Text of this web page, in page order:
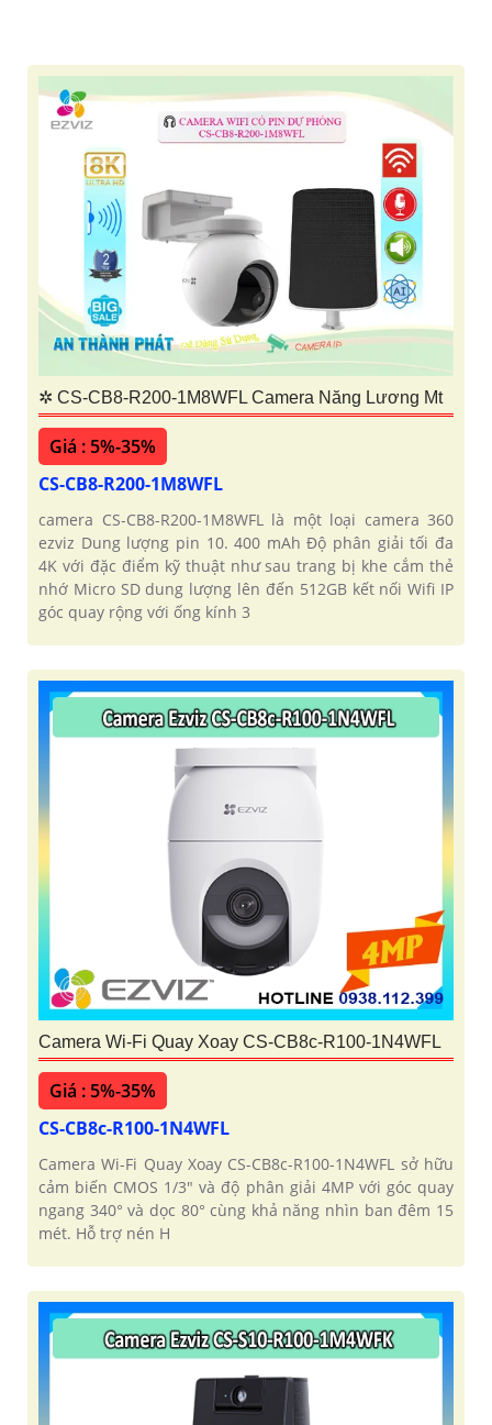
✲ CS-CB8-R200-1M8WFL Camera Năng Lương Mt
Giá : 5%-35%
CS-CB8-R200-1M8WFL
camera CS-CB8-R200-1M8WFL là một loại camera 360
ezviz Dung lượng pin 10. 400 mAh Độ phân giải tối đa
4K với đặc điểm kỹ thuật như sau trang bị khe cắm thẻ
nhớ Micro SD dung lượng lên đến 512GB kết nối Wifi IP
góc quay rộng với ống kính 3
Camera Wi-Fi Quay Xoay CS-CB8c-R100-1N4WFL
Giá : 5%-35%
CS-CB8c-R100-1N4WFL
Camera Wi-Fi Quay Xoay CS-CB8c-R100-1N4WFL sở hữu
cảm biến CMOS 1/3" và độ phân giải 4MP với góc quay
ngang 340° và dọc 80° cùng khả năng nhìn ban đêm 15
mét. Hỗ trợ nén H